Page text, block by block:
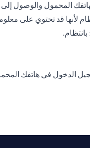
المحمول والوصول
لأنها قد تحتوي على
الدخول في هاتفك